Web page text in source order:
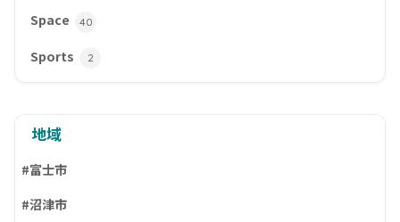
Space 40
Sports 2
地域
#富士市
#沼津市